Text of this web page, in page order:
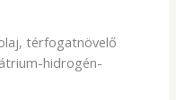
térfogatnövelő
hidrogén-